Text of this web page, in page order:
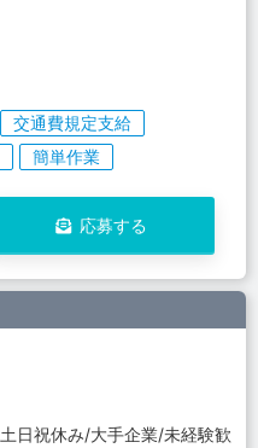
交通費規定支給
簡単作業
応募する
土日祝休み/大手企業/未経験歓